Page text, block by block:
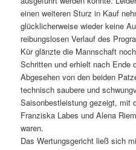
einen weiteren Sturz in Kauf
glücklicherweise wieder keine
reibungslosen Verlauf des
Kür glänzte die Mannschaft
Schritten und erhielt nach Ende
Abgesehen von den beiden
technisch saubere und
Saisonbestleistung gezeigt, mit
Franziska Labes und Alena
waren.
Das Wertungsgericht ließ sich